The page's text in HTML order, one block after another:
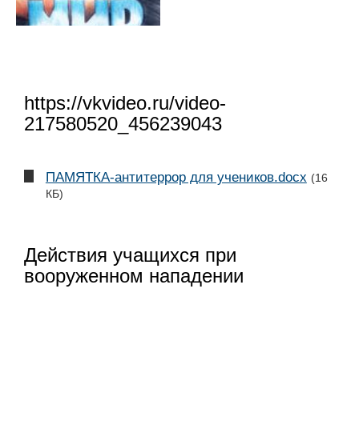
https://vkvideo.ru/video-
217580520_456239043
ПАМЯТКА-антитеррор для учеников.docx (16
КБ)
Действия учащихся при
вооруженном нападении